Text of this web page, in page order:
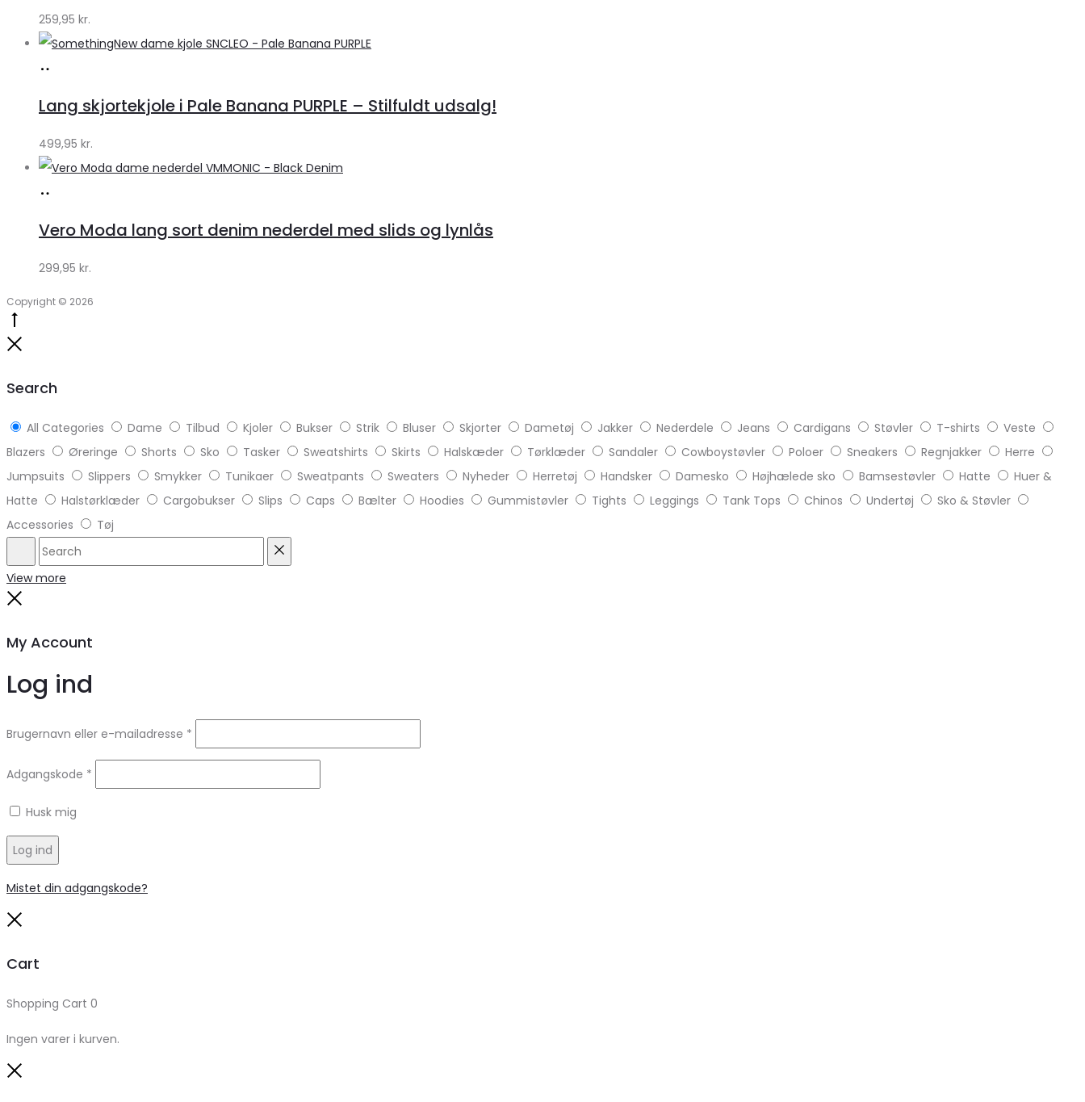
259,95 kr.
Klædeskabet.dk
Lang skjortekjole i Pale Banana PURPLE – Stilfuldt udsalg!
499,95 kr.
Klædeskabet.dk
Vero Moda lang sort denim nederdel med slids og lynlås
299,95 kr.
Copyright © 2026
Search
All Categories Dame Tilbud Kjoler Bukser Strik Bluser Skjorter Dametøj Jakker Nederdele Jeans Cardigans Støvler T-shirts
Veste
Blazers
Øreringe Shorts Sko Tasker Sweatshirts Skirts Halskæder Tørklæder Sandaler Cowboystøvler Poloer Sneakers Regnjakker
Herre
Jumpsuits
Slippers Smykker Tunikaer Sweatpants Sweaters Nyheder Herretøj Handsker Damesko Højhælede sko Bamsestøvler Hatte
Huer &
Hatte
Halstørklæder Cargobukser Slips Caps Bælter Hoodies Gummistøvler Tights Leggings Tank Tops Chinos Undertøj
Sko & Støvler
Accessories
Tøj
Search
View more
My Account
Log ind
Brugernavn eller e-mailadresse *
Adgangskode *
Husk mig
Log ind
Mistet din adgangskode?
Cart
Shopping Cart 0
Ingen varer i kurven.